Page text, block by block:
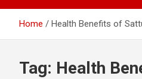
Home Health Benefits of
Tag: Health